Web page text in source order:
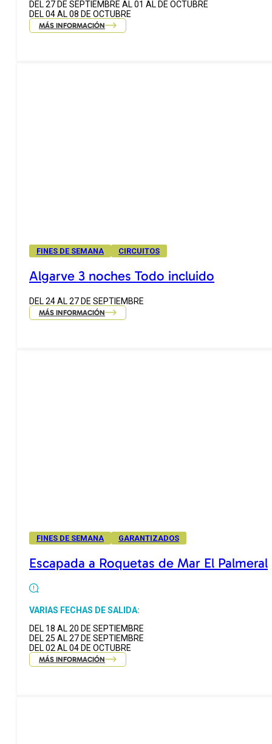
DEL 27 DE SEPTIEMBRE AL 01 AL DE OCTUBRE
DEL 04 AL 08 DE OCTUBRE
MÁS INFORMACIÓN
FINES DE SEMANA CIRCUITOS
Algarve 3 noches Todo incluido
DEL 24 AL 27 DE SEPTIEMBRE
MÁS INFORMACIÓN
FINES DE SEMANA GARANTIZADOS
Escapada a Roquetas de Mar El Palmeral
VARIAS FECHAS DE SALIDA:
DEL 18 AL 20 DE SEPTIEMBRE
DEL 25 AL 27 DE SEPTIEMBRE
DEL 02 AL 04 DE OCTUBRE
MÁS INFORMACIÓN